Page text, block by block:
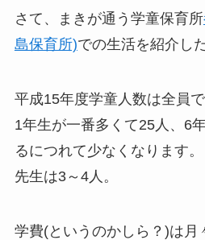
さて、まきが通う学童保育所
島保育所)での生活を紹介し
平成15年度学童人数は全員で
1年生が一番多くて25人、6
るにつれて少なくなります。
先生は3～4人。
学費(というのかしら？)は月